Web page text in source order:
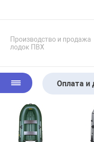
Производство и продажа
лодок ПВХ
Оплата и